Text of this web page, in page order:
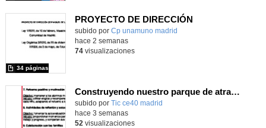
PROYECTO DE DIRECCIÓN
Contenido educativo.
subido por Cp unamuno madrid
34 páginas
hace 2 semanas
74visualizaciones
Construyendo nuestro parque de atracciones
subido por Tic ce40 madrid
hace 3 semanas
52 visualizaciones